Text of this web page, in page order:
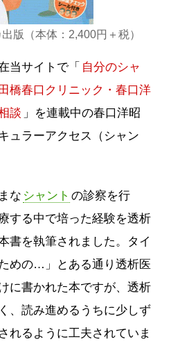
版（本体：2,400円＋税）
当サイトで「 自分のシャ
橋春口クリニック・春口洋
談 」を連載中の春口洋昭
ュラーアクセス（シャン
な シャント の診察を行
する中で培った経験を透析
書を執筆されました。タイ
めの…」とある通り透析医
に書かれた本ですが、透析
、読み進めるうちに少しず
れるように工夫されていま